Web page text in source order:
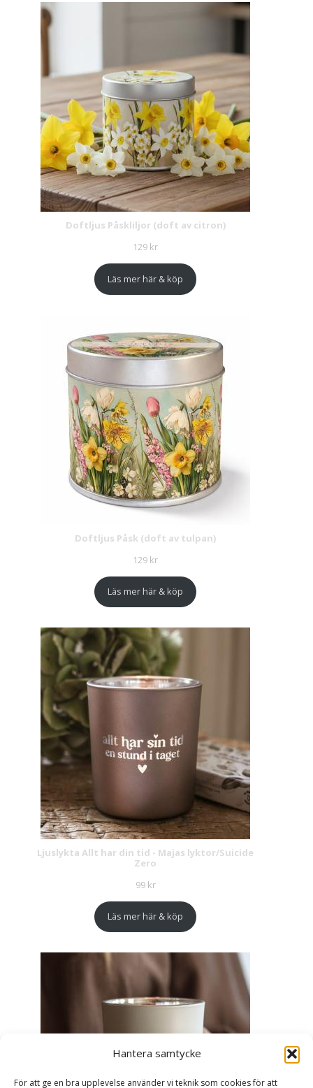
Hantera samtycke
För att ge en bra upplevelse använder vi teknik som cookies för att
Doftljus Påskliljor (doft av citron)
129 kr
Läs mer här & köp
Doftljus Påsk (doft av tulpan)
129 kr
Läs mer här & köp
Ljuslykta Allt har din tid - Majas lyktor/Suicide
Zero
99 kr
Läs mer här & köp